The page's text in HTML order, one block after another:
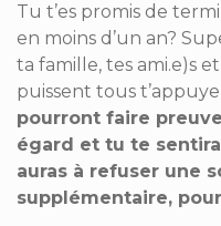
Tu t’es promis de
en moins d’un an?
ta famille, tes ami.e)s
puissent tous
pourront faire
égard et tu te
auras à refuser une
supplémentaire,